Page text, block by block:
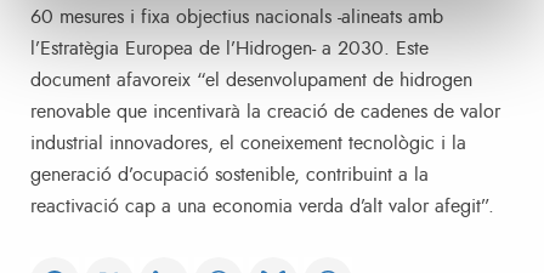
60 mesures i fixa objectius nacionals -alineats amb
l’Estratègia Europea de l’Hidrogen- a 2030. Este
document afavoreix “el desenvolupament de hidrogen
renovable que incentivarà la creació de cadenes de valor
industrial innovadores, el coneixement tecnològic i la
generació d’ocupació sostenible, contribuint a la
reactivació cap a una economia verda d’alt valor afegit”.